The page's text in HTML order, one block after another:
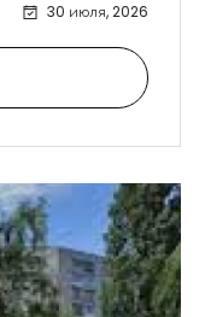
30 июля, 2026